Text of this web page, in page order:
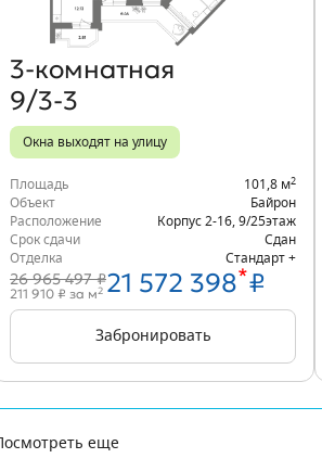
3‑комнатная
9/3-3
Окна выходят на улицу
Площадь 101,8 м2
Объект
Байрон
Расположение
Корпус 2-16 9/25этаж
Срок сдачи
Сдан
Отделка
Стандарт +
26 965 497 ₽21 572 398*₽
211 910 ₽ за м2
Забронировать
Посмотреть еще